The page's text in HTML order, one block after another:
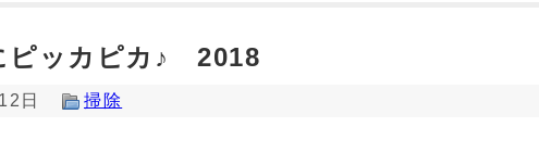
ピッカピカ♪ 2018
日 掃除